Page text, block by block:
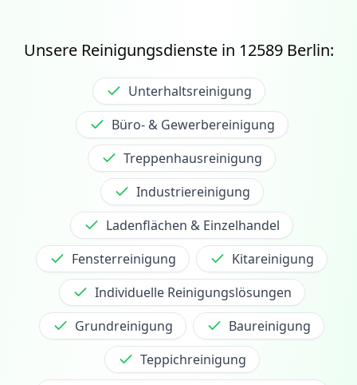
Unsere Reinigungsdienste in 12589Berlin:
Unterhaltsreinigung
Büro- & Gewerbereinigung
Treppenhausreinigung
Industriereinigung
Ladenflächen & Einzelhandel
Fensterreinigung
Kitareinigung
Individuelle Reinigungslösungen
Grundreinigung
Baureinigung
Teppichreinigung